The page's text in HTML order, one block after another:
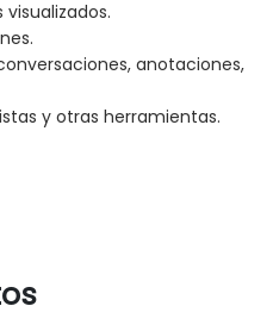
anotaciones,
y otras herramientas.